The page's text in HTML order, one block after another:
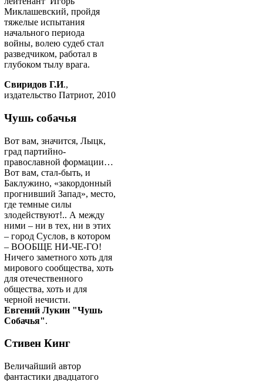
Миклашевский, пройдя
тяжелые испытания
начального периода
войны, волею судеб стал
разведчиком, работал в
глубоком тылу врага.
Свиридов Г.И.,
издательство Патриот, 2010
Чушь собачья
Вот вам, значится, Лыцк,
град партийно-
православной формации…
Вот вам, стал-быть, и
Баклужино, «закордонный
прогнивший Запад», место,
где темные силы
злодействуют!.. А между
ними – ни в тех, ни в этих
– город Суслов, в котором
– ВООБЩЕ НИ-ЧЕ-ГО!
Ничего заметного хоть для
мирового сообщества, хоть
для отечественного
общества, хоть и для
черной нечисти.
Евгений Лукин "Чушь
Собачья".
Стивен Кинг
Величайший автор
фантастики двадцатого